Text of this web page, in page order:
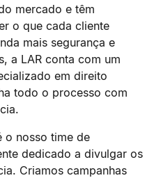
mercado e têm
o que cada cliente
mais segurança e
a LAR conta com um
em direito
todo o processo com
o nosso time de
dedicado a divulgar os
Criamos campanhas